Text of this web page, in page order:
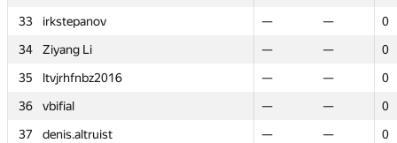
33
irkstepanov — —
0
34
Ziyang Li — —
0
35
ltvjrhfnbz2016 — —
0
36
vbifial — —
0
37
denis.altruist — —
0
33
irkstepanov — —
0
34
Ziyang Li — —
0
35
ltvjrhfnbz2016 — —
0
36
vbifial — —
0
37
denis.altruist — —
0